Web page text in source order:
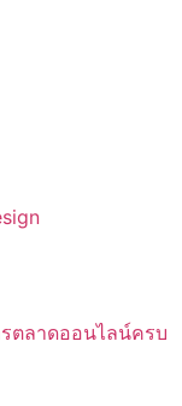
ตลาดออนไลน์ครบ